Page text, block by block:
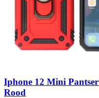
Iphone 12 Mini
Rood